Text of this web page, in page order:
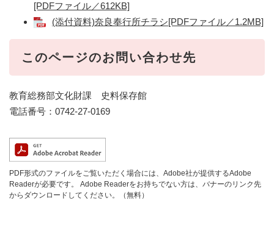
[PDFファイル／612KB]
(添付資料)奈良奉行所チラシ[PDFファイル／1.2MB]
このページのお問い合わせ先
教育総務部文化財課 史料保存館
電話番号：0742-27-0169
PDF形式のファイルをご覧いただく場合には、Adobe社が提供するAdobe
Readerが必要です。
Adobe Readerをお持ちでない方は、バナーのリンク先
からダウンロードしてください。（無料）